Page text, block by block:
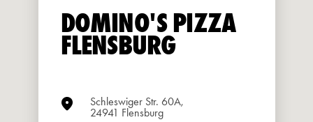
DOMINO'S PIZZA
FLENSBURG
Schleswiger Str. 60A,
24941 Flensburg